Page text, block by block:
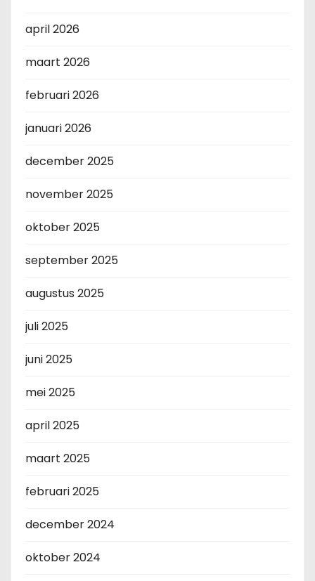
april 2026
maart 2026
februari 2026
januari 2026
december 2025
november 2025
oktober 2025
september 2025
augustus 2025
juli 2025
juni 2025
mei 2025
april 2025
maart 2025
februari 2025
december 2024
oktober 2024